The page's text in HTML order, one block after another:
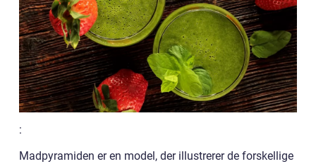
:
Madpyramiden er en model, der illustrerer de forskellige